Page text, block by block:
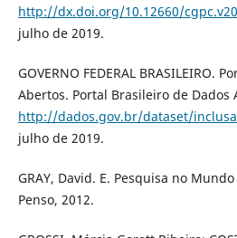
http://dx.doi.org/10.12660/
julho de 2019.
GOVERNO FEDERAL BRASILEIRO.
Abertos. Portal Brasileiro de Dados
http://dados.gov.br/dataset/
julho de 2019.
GRAY, David. E. Pesquisa no
Penso, 2012.